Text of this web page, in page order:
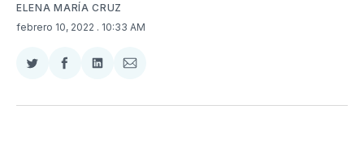
ELENA MARÍA CRUZ
febrero 10, 2022 . 10:33 AM
Compartir
Twitter
Compartir
Facebook
Compartir
LinkedIn
Compartir
Email